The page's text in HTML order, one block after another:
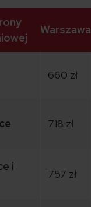
Warszawa
660 zł
718 zł
i
757 zł